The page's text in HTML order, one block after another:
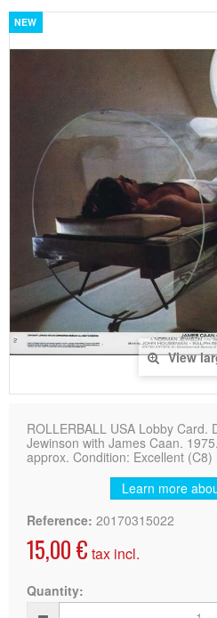
View
NEW
ROLLERBALL USA Lobby Card.
Jewinson with James Caan.
approx. Condition: Excellent (C8)
Learn more
Reference: 20170315022
15,00 € tax incl.
Quantity: